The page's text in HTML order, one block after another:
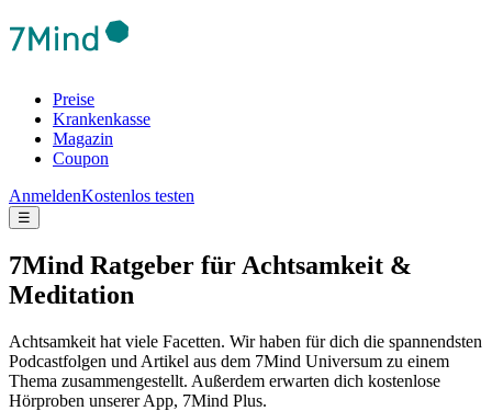
Preise
Krankenkasse
Magazin
Coupon
AnmeldenKostenlos testen
☰
7Mind Ratgeber für Achtsamkeit &
Meditation
Achtsamkeit hat viele Facetten. Wir haben für dich die spannendsten
Podcastfolgen und Artikel aus dem 7Mind Universum zu einem
Thema zusammengestellt. Außerdem erwarten dich kostenlose
Hörproben unserer App, 7Mind Plus.